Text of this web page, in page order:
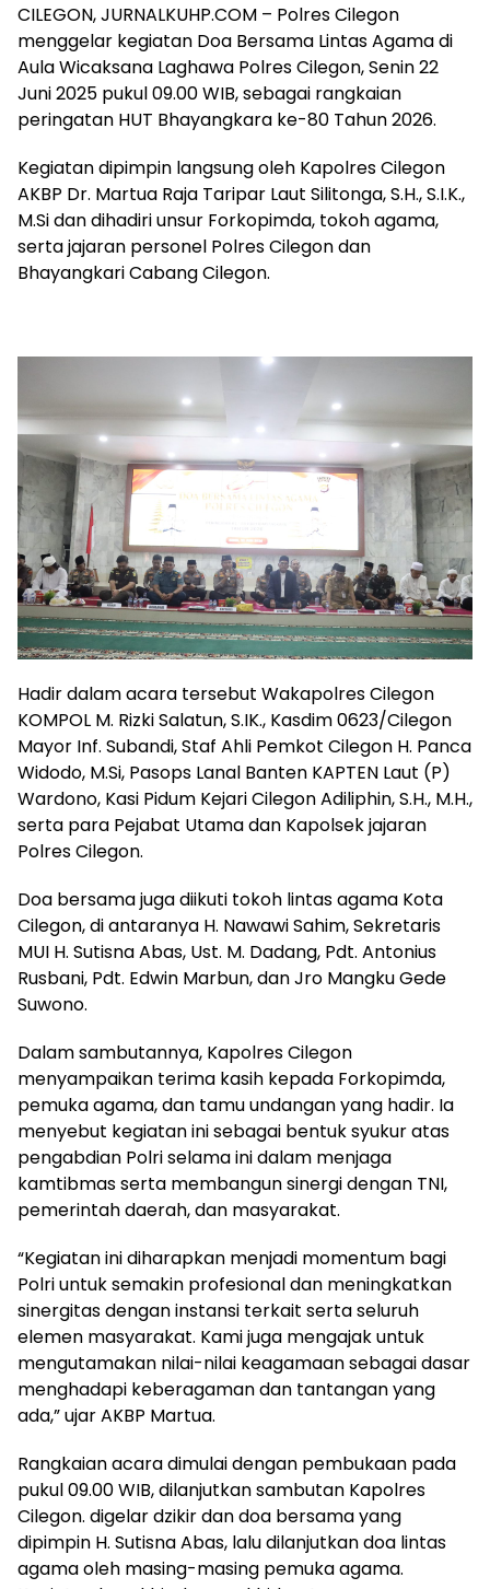
CILEGON, JURNALKUHP.COM – Polres Cilegon
menggelar kegiatan Doa Bersama Lintas Agama di
Aula Wicaksana Laghawa Polres Cilegon, Senin 22
Juni 2025 pukul 09.00 WIB, sebagai rangkaian
peringatan HUT Bhayangkara ke-80 Tahun 2026.
Kegiatan dipimpin langsung oleh Kapolres Cilegon
AKBP Dr. Martua Raja Taripar Laut Silitonga, S.H., S.I.K.,
M.Si dan dihadiri unsur Forkopimda, tokoh agama,
serta jajaran personel Polres Cilegon dan
Bhayangkari Cabang Cilegon.
Hadir dalam acara tersebut Wakapolres Cilegon
KOMPOL M. Rizki Salatun, S.IK., Kasdim 0623/Cilegon
Mayor Inf. Subandi, Staf Ahli Pemkot Cilegon H. Panca
Widodo, M.Si, Pasops Lanal Banten KAPTEN Laut (P)
Wardono, Kasi Pidum Kejari Cilegon Adiliphin, S.H., M.H.,
serta para Pejabat Utama dan Kapolsek jajaran
Polres Cilegon.
Doa bersama juga diikuti tokoh lintas agama Kota
Cilegon, di antaranya H. Nawawi Sahim, Sekretaris
MUI H. Sutisna Abas, Ust. M. Dadang, Pdt. Antonius
Rusbani, Pdt. Edwin Marbun, dan Jro Mangku Gede
Suwono.
Dalam sambutannya, Kapolres Cilegon
menyampaikan terima kasih kepada Forkopimda,
pemuka agama, dan tamu undangan yang hadir. Ia
menyebut kegiatan ini sebagai bentuk syukur atas
pengabdian Polri selama ini dalam menjaga
kamtibmas serta membangun sinergi dengan TNI,
pemerintah daerah, dan masyarakat.
“Kegiatan ini diharapkan menjadi momentum bagi
Polri untuk semakin profesional dan meningkatkan
sinergitas dengan instansi terkait serta seluruh
elemen masyarakat. Kami juga mengajak untuk
mengutamakan nilai-nilai keagamaan sebagai dasar
menghadapi keberagaman dan tantangan yang
ada,” ujar AKBP Martua.
Rangkaian acara dimulai dengan pembukaan pada
pukul 09.00 WIB, dilanjutkan sambutan Kapolres
Cilegon. digelar dzikir dan doa bersama yang
dipimpin H. Sutisna Abas, lalu dilanjutkan doa lintas
agama oleh masing-masing pemuka agama.